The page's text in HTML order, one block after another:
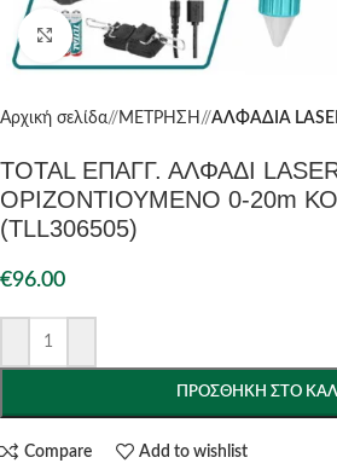
Click to enlarge
Αρχική σελίδα/ ΜΕΤΡΗΣΗ / ΑΛΦΑΔΙΑ
TOTAL ΕΠΑΓΓ. ΑΛΦΑΔΙ
ΟΡΙΖΟΝΤΙΟΥΜΕΝΟ 0-20m
(TLL306505)
€96.00
ΠΡΟΣΘΉΚΗ ΣΤΟ
Compare Add to wishlist